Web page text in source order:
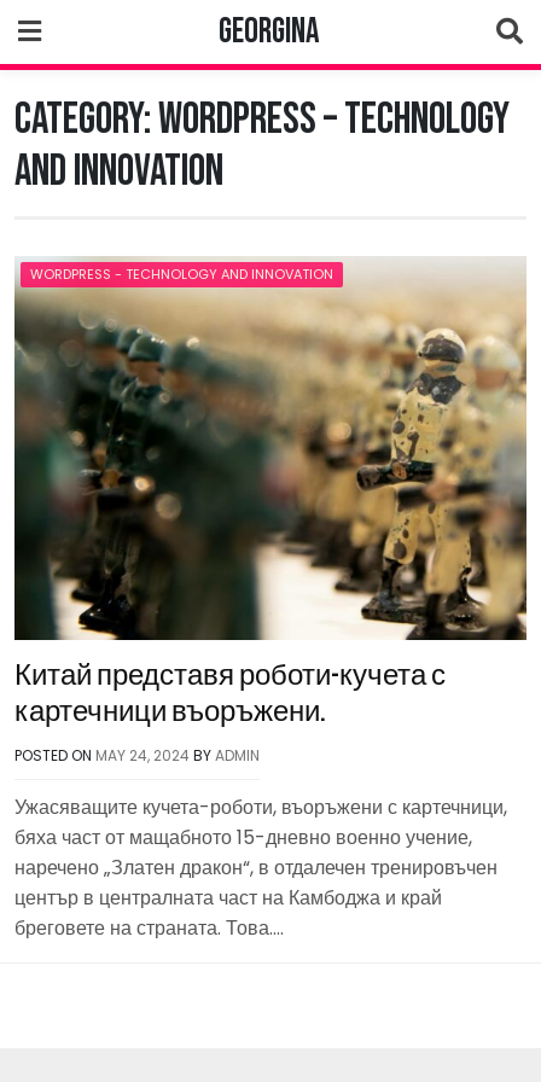
to
content
Georgina
Category:WordPress – Technology
and Innovation
WORDPRESS - TECHNOLOGY AND INNOVATION
Китай представя роботи-кучета с
картечници въоръжени.
POSTED ON MAY 24, 2024BYADMIN
Ужасяващите кучета-роботи, въоръжени с картечници,
бяха част от мащабното 15-дневно военно учение,
наречено „Златен дракон“, в отдалечен тренировъчен
център в централната част на Камбоджа и край
бреговете на страната. Това….